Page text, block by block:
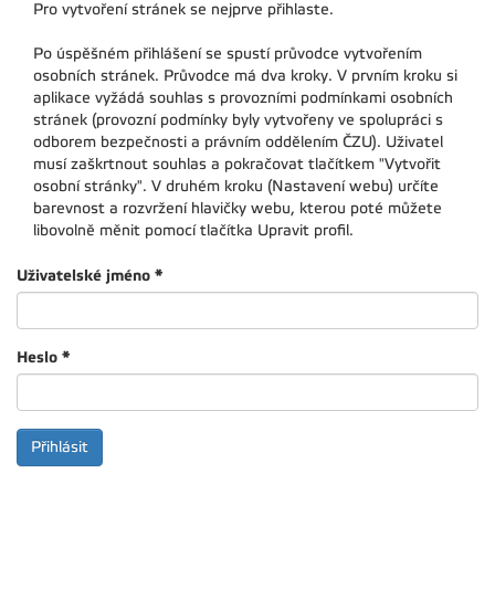
Pro vytvoření stránek se nejprve přihlaste.
Po úspěšném přihlášení se spustí průvodce vytvořením
osobních stránek. Průvodce má dva kroky. V prvním kroku si
aplikace vyžádá souhlas s provozními podmínkami osobních
stránek (provozní podmínky byly vytvořeny ve spolupráci s
odborem bezpečnosti a právním oddělením ČZU). Uživatel
musí zaškrtnout souhlas a pokračovat tlačítkem "Vytvořit
osobní stránky". V druhém kroku (Nastavení webu) určíte
barevnost a rozvržení hlavičky webu, kterou poté můžete
libovolně měnit pomocí tlačítka Upravit profil.
Uživatelské jméno *
Heslo *